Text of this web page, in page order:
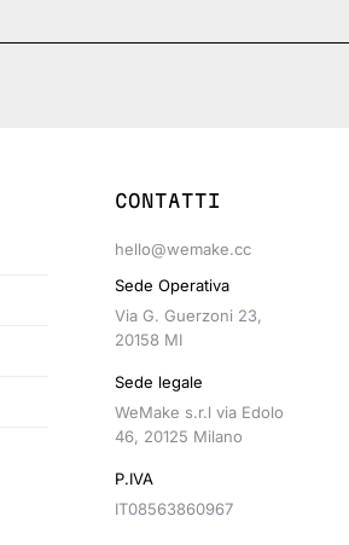
CONTATTI
hello@wemake.cc
Sede Operativa
Via G. Guerzoni 23,
20158 MI
Sede legale
WeMake s.r.l via Edolo
46, 20125 Milano
P.IVA
IT08563860967